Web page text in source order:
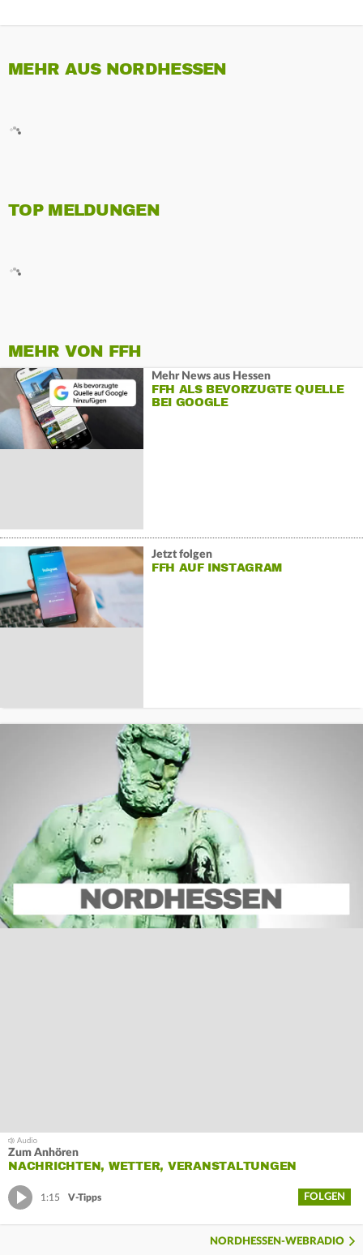
MEHR AUS NORDHESSEN
TOP MELDUNGEN
MEHR VON FFH
Mehr News aus Hessen
FFH ALS BEVORZUGTE QUELLE
BEI GOOGLE
Jetzt folgen
FFH AUF INSTAGRAM
Zum Anhören
NACHRICHTEN, WETTER, VERANSTALTUNGEN
1:15 V-Tipps FOLGEN
NORDHESSEN-WEBRADIO